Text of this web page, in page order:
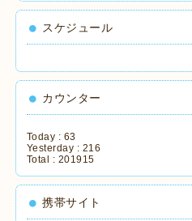
スケジュール
カウンター
Today : 63
Yesterday : 216
Total : 201915
携帯サイト